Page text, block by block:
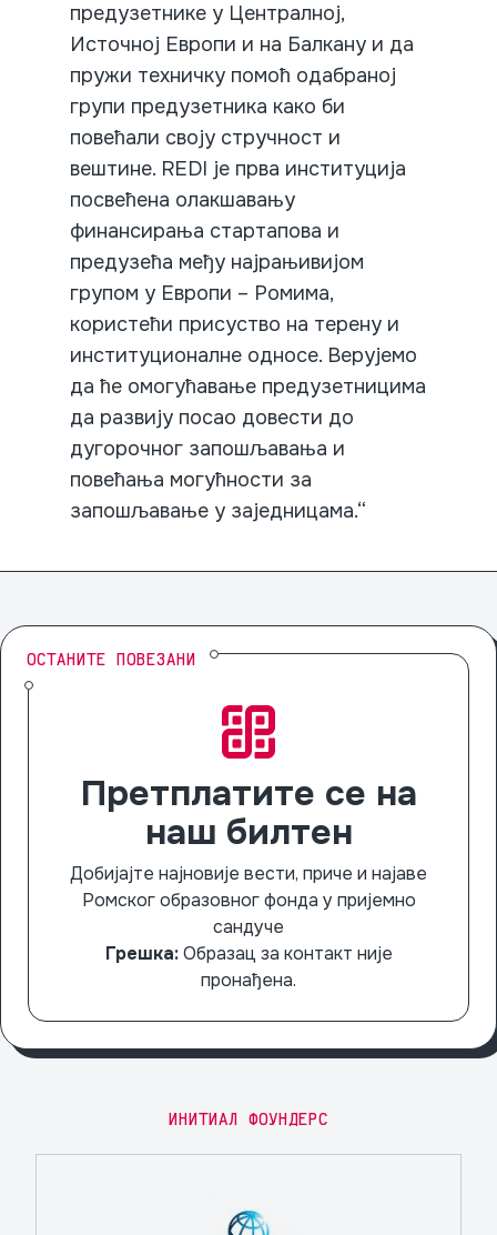
предузетнике у Централној,
Источној Европи и на Балкану и да
пружи техничку помоћ одабраној
групи предузетника како би
повећали своју стручност и
вештине. REDI је прва институција
посвећена олакшавању
финансирања стартапова и
предузећа међу најрањивијом
групом у Европи – Ромима,
користећи присуство на терену и
институционалне односе. Верујемо
да ће омогућавање предузетницима
да развију посао довести до
дугорочног запошљавања и
повећања могућности за
запошљавање у заједницама.“
ОСТАНИТЕ ПОВЕЗАНИ
Претплатите се на
наш билтен
Добијајте најновије вести, приче и најаве
Ромског образовног фонда у пријемно
сандуче
Грешка:Образац за контакт није
пронађена.
ИНИТИАЛ ФОУНДЕРС